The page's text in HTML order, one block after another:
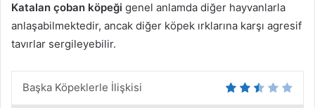
Katalan çoban köpeği genel anlamda diğer hayvanlarla
anlaşabilmektedir, ancak diğer köpek ırklarına karşı agresif
tavırlar sergileyebilir.
Başka Köpeklerle İlişkisi